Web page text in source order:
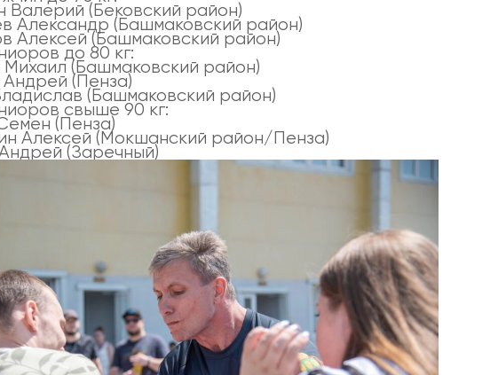
Валерий (Бековский район)
Александр (Башмаковский район)
Алексей (Башмаковский район)
до 80 кг:
Михаил (Башмаковский район)
(Пенза)
(Башмаковский район)
свыше 90 кг:
(Пенза)
Алексей (Мокшанский район/Пенза)
(Заречный)